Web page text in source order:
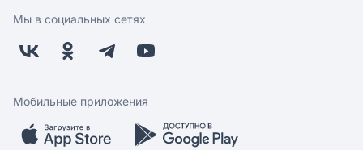
Поставщикам
Заводчикам
Обратная связь
Оплата
Бонусная программа
Скидки и акции
Мобильное приложение
Мы в социальных сетях
Мобильные приложения